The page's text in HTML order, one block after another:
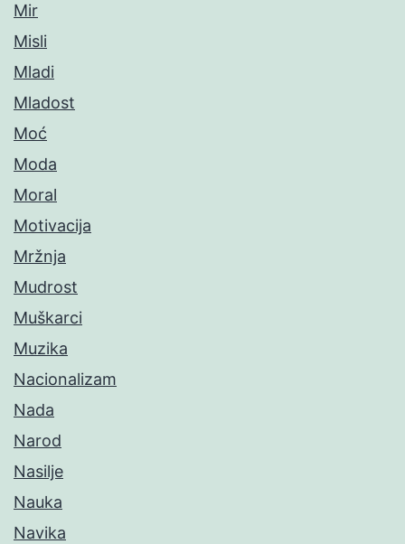
Mir
Misli
Mladi
Mladost
Moć
Moda
Moral
Motivacija
Mržnja
Mudrost
Muškarci
Muzika
Nacionalizam
Nada
Narod
Nasilje
Nauka
Navika